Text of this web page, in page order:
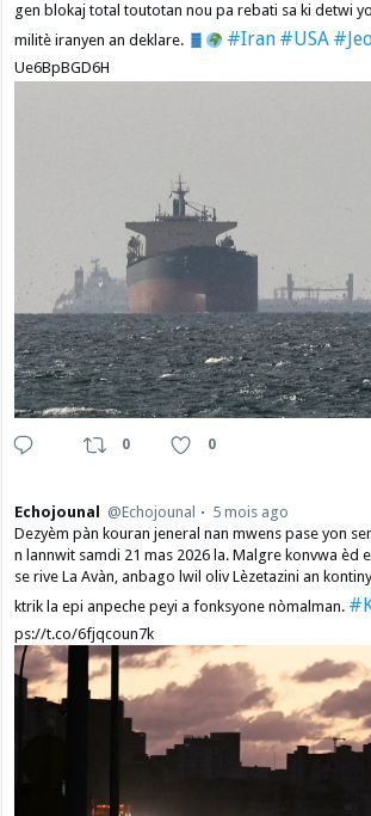
gen blokaj total toutotan nou pa rebati sa ki detwi
militè iranyen an deklare.
#Iran #USA
Ue6BpBGD6H
0 0
Echojounal @Echojounal
5 mois ago
Dezyèm pàn kouran jeneral nan mwens pase yon
n lannwit samdi 21 mas 2026 la. Malgre konvwa èd
se rive La Avàn, anbago lwil oliv Lèzetazini an
ktrik la epi anpeche peyi a fonksyone nòmalman.
ps://t.co/6fjqcoun7k